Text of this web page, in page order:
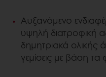
Αυξανόμενο
υψηλή διατροφική
δημητριακά ολικής
γεμίσεις με βάση